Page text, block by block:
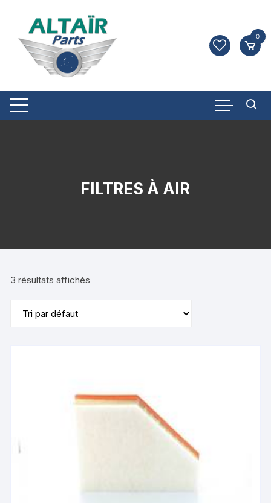
contenu
0
FILTRES À AIR
3 résultats affichés